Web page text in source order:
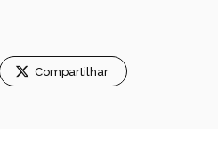
Compartilhar